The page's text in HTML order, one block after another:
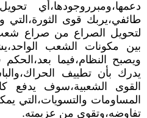
دعمها،ومبرروجودها،أي
طائفي،يربك قوى
لتحويل الصراع من صراع
بين مكونات الشعب
ويصبح النظام،فيما
يدرك بأن تطييف
القوى الشعبية،سوف يدفع
المساومات
تفاوضه،وتقوي من عزيمته.